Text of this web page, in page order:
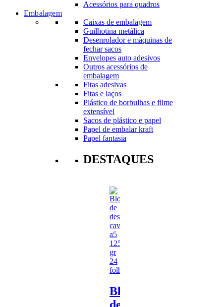
Acessórios para quadros
Embalagem
Caixas de embalagem
Guilhotina metálica
Desenrolador e máquinas de
fechar sacos
Envelopes auto adesivos
Outros acessórios de
embalagem
Fitas adesivas
Fitas e laços
Plástico de borbulhas e filme
extensível
Sacos de plástico e papel
Papel de embalar kraft
Papel fantasia
DESTAQUES
Bloco
de